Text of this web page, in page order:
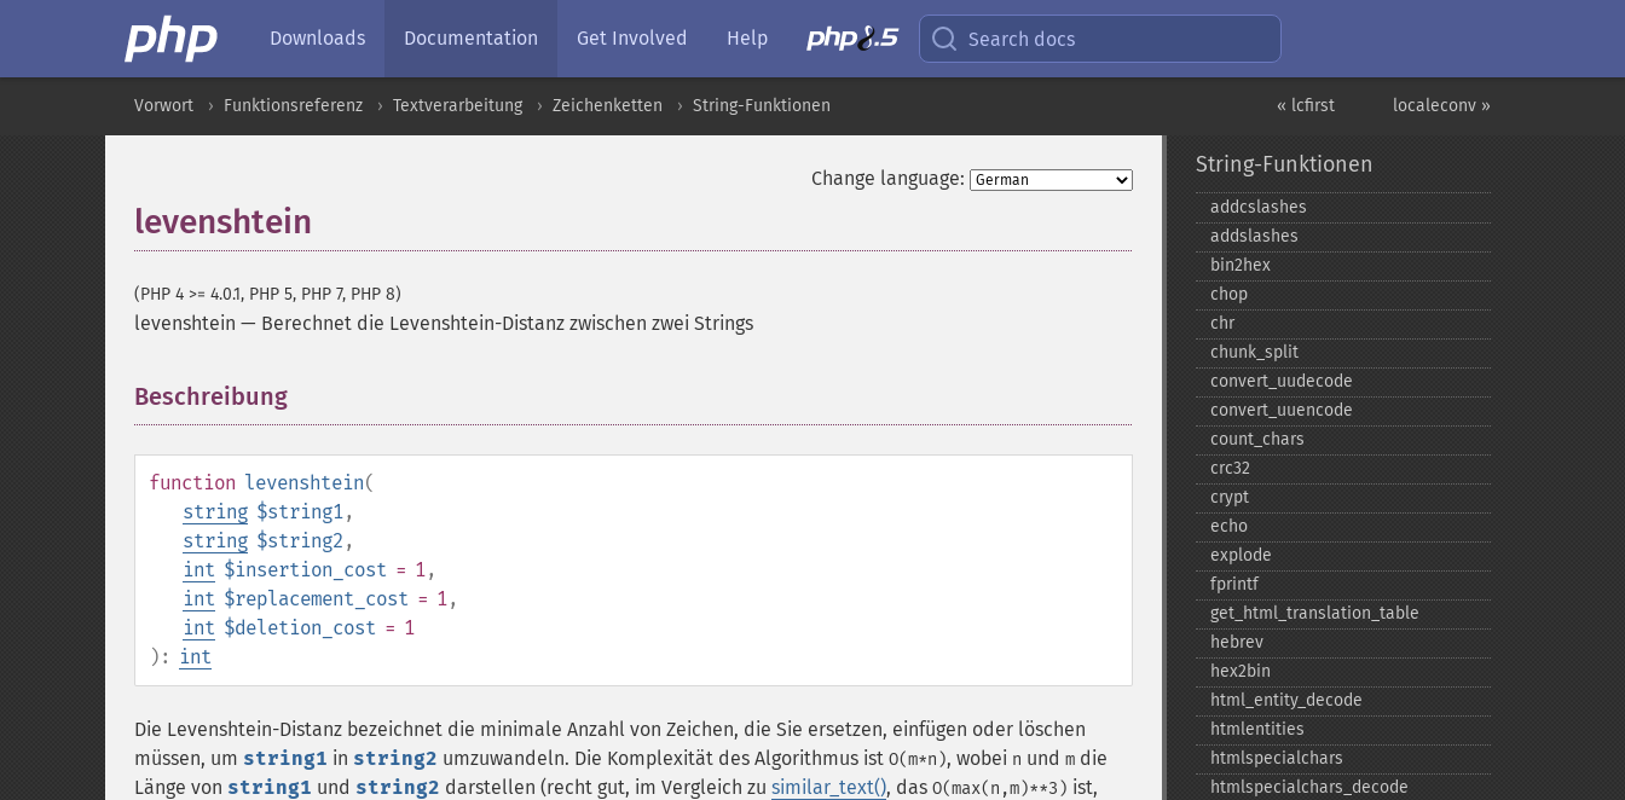
Downloads Documentation Get Involved Help Search docs
localeconv »
« lcfirst
Vorwort Funktionsreferenz Textverarbeitung Zeichenketten String-Funktionen
Change language:
levenshtein
(PHP 4 >= 4.0.1, PHP 5, PHP 7, PHP 8)
levenshtein — Berechnet die Levenshtein-Distanz zwischen zwei Strings
Beschreibung
function levenshtein(
string $string1,
string $string2 ,
int $insertion_cost = 1,
int $replacement_cost = 1,
int $deletion_cost = 1
):
int
Die Levenshtein-Distanz bezeichnet die minimale Anzahl von Zeichen, die Sie ersetzen, einfügen oder löschen
müssen, um string1 in string2 umzuwandeln. Die Komplexität des Algorithmus ist O(m*n), wobei n und m die
Länge von string1 und string2 darstellen (recht gut, im Vergleich zu similar_text(), das O(max(n,m)**3) ist,
String-Funktionen
addcslashes
addslashes
bin2hex
chop
chr
chunk_​split
convert_​uudecode
convert_​uuencode
count_​chars
crc32
crypt
echo
explode
fprintf
get_​html_​translation_​table
hebrev
hex2bin
html_​entity_​decode
htmlentities
htmlspecialchars
htmlspecialchars_​decode